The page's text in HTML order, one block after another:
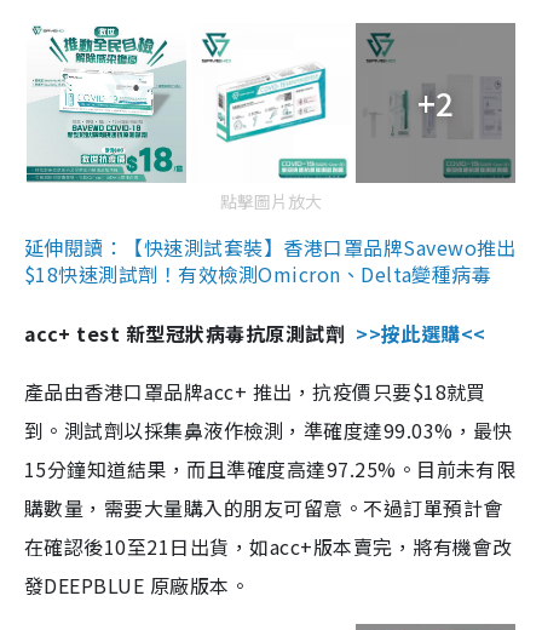
+2
點擊圖片放大
延伸閱讀：【快速測試套裝】香港口罩品牌Savewo推出
$18快速測試劑！有效檢測Omicron、Delta變種病毒
acc+ test 新型冠狀病毒抗原測試劑 >>按此選購<<
產品由香港口罩品牌acc+ 推出，抗疫價只要$18就買
到。測試劑以採集鼻液作檢測，準確度達99.03%，最快
15分鐘知道結果，而且準確度高達97.25%。目前未有限
購數量，需要大量購入的朋友可留意。不過訂單預計會
在確認後10至21日出貨，如acc+版本賣完，將有機會改
發DEEPBLUE 原廠版本。